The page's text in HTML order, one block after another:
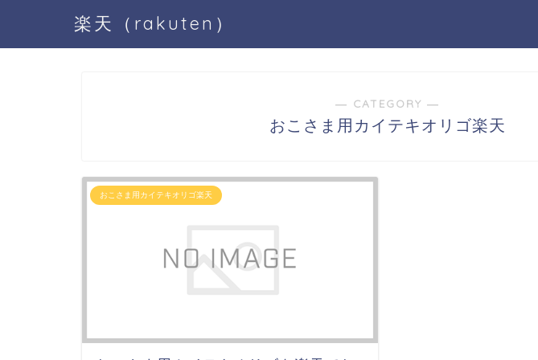
楽天（rakuten）
― CATEGORY ―
おこさま用カイテキオリゴ楽天
おこさま用カイテキオリゴ楽天